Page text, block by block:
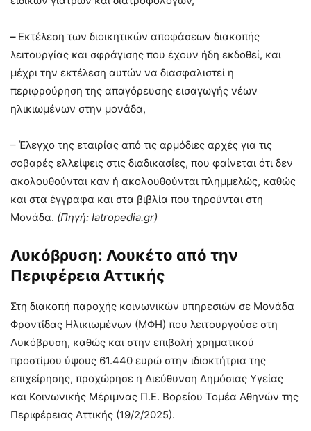
– Εκτέλεση των διοικητικών αποφάσεων διακοπής
λειτουργίας και σφράγισης που έχουν ήδη εκδοθεί, και
μέχρι την εκτέλεση αυτών να διασφαλιστεί η
περιφρούρηση της απαγόρευσης εισαγωγής νέων
ηλικιωμένων στην μονάδα,
– Έλεγχο της εταιρίας από τις αρμόδιες αρχές για τις
σοβαρές ελλείψεις στις διαδικασίες, που φαίνεται ότι δεν
ακολουθούνται καν ή ακολουθούνται πλημμελώς, καθώς
και στα έγγραφα και στα βιβλία που τηρούνται στη
Μονάδα. (Πηγή: Iatropedia.gr)
Λυκόβρυση: Λουκέτο από την
Περιφέρεια Αττικής
Στη διακοπή παροχής κοινωνικών υπηρεσιών σε Μονάδα
Φροντίδας Ηλικιωμένων (ΜΦΗ) που λειτουργούσε στη
Λυκόβρυση, καθώς και στην επιβολή χρηματικού
προστίμου ύψους 61.440 ευρώ στην ιδιοκτήτρια της
επιχείρησης, προχώρησε η Διεύθυνση Δημόσιας Υγείας
και Κοινωνικής Μέριμνας Π.Ε. Βορείου Τομέα Αθηνών της
Περιφέρειας Αττικής (19/2/2025).